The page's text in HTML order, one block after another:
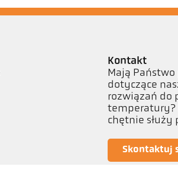
Kontakt
Mają
dotyczące
rozwiązań do
temperatury?
chętnie służy
Skontaktuj